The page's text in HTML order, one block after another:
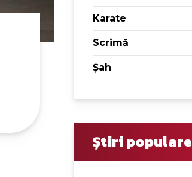
Karate
Scrimă
Șah
Știri populare